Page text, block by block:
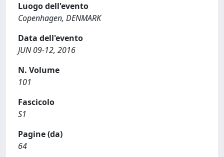
Luogo dell'evento
Copenhagen, DENMARK
Data dell'evento
JUN 09-12, 2016
N. Volume
101
Fascicolo
S1
Pagine (da)
64